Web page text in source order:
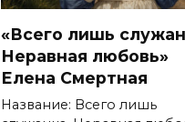
«Всего лишь
Неравная любовь»
Елена Смертная
Название: Всего лишь